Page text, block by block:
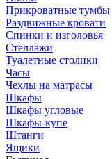
Прикроватные тумбы
Раздвижные кровати
Спинки и изголовья
Стеллажи
Туалетные столики
Часы
Чехлы на матрасы
Шкафы
Шкафы угловые
Шкафы-купе
Штанги
Ящики